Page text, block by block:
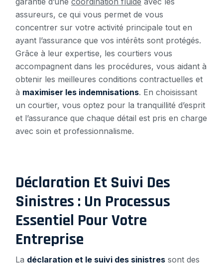
assureurs, ce qui vous permet de vous
concentrer sur votre activité principale tout en
ayant l’assurance que vos intérêts sont protégés.
Grâce à leur expertise, les courtiers vous
accompagnent dans les procédures, vous aidant à
obtenir les meilleures conditions contractuelles et
à maximiser les indemnisations. En choisissant
un courtier, vous optez pour la tranquillité d’esprit
et l’assurance que chaque détail est pris en charge
avec soin et professionnalisme.
Déclaration Et Suivi Des
Sinistres : Un Processus
Essentiel Pour Votre
Entreprise
La déclaration et le suivi des sinistres sont des